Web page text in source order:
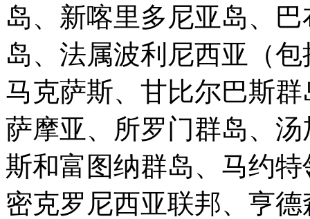
岛、新喀里多尼亚岛、
岛、法属波利尼西亚（
马克萨斯、甘比尔巴斯
萨摩亚、所罗门群岛、
斯和富图纳群岛、马约
密克罗尼西亚联邦、亨